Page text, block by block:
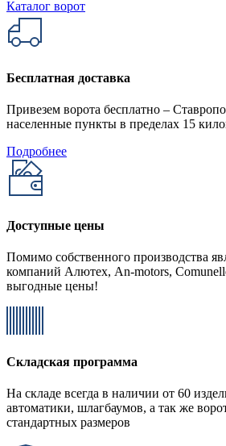
Каталог ворот
Бесплатная доставка
Привезем ворота бесплатно –
населенные пункты в пределах 15
Подробнее
Доступные цены
Помимо собственного производства
компаний Алютех, An-motors,
выгодные цены!
Складская программа
На складе всегда в наличии от 60
автоматики, шлагбаумов, а так же
стандартных размеров